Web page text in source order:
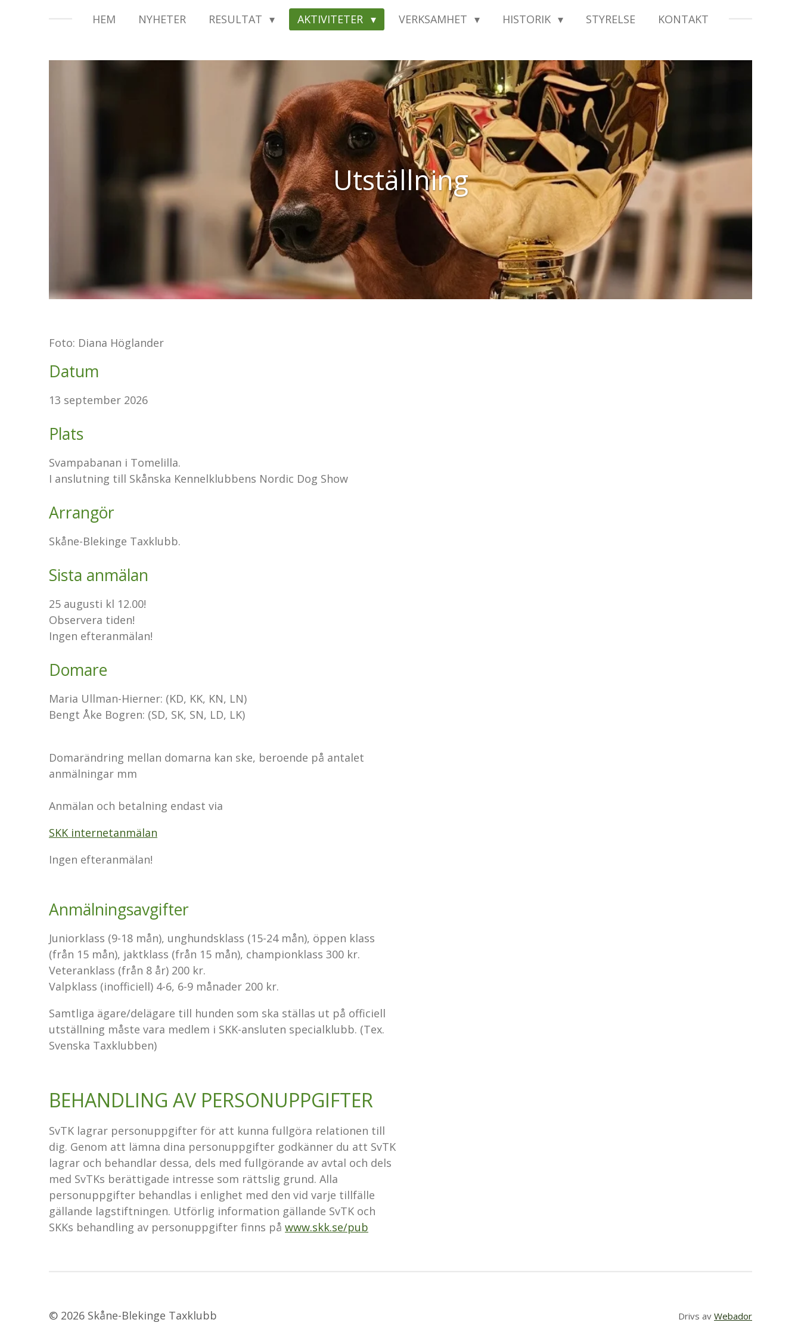
HEM NYHETER RESULTAT AKTIVITETER VERKSAMHET HISTORIK STYRELSE KONTAKT
Utställning
Foto: Diana Höglander
Datum
13 september 2026
Plats
Svampabanan i Tomelilla.
I anslutning till Skånska Kennelklubbens Nordic Dog Show
Arrangör
Skåne-Blekinge Taxklubb.
Sista anmälan
25 augusti kl 12.00!
Observera tiden!
Ingen efteranmälan!
Domare
Maria Ullman-Hierner: (KD, KK, KN, LN)
Bengt Åke Bogren: (SD, SK, SN, LD, LK)
Domarändring mellan domarna kan ske, beroende på antalet
anmälningar mm
Anmälan och betalning endast via
SKK internetanmälan
Ingen efteranmälan!
Anmälningsavgifter
Juniorklass (9-18 mån), unghundsklass (15-24 mån), öppen klass
(från 15 mån), jaktklass (från 15 mån), championklass 300 kr.
Veteranklass (från 8 år) 200 kr.
Valpklass (inofficiell) 4-6, 6-9 månader 200 kr.
Samtliga ägare/delägare till hunden som ska ställas ut på officiell
utställning måste vara medlem i SKK-ansluten specialklubb. (Tex.
Svenska Taxklubben)
BEHANDLING AV PERSONUPPGIFTER
SvTK lagrar personuppgifter för att kunna fullgöra relationen till
dig. Genom att lämna dina personuppgifter godkänner du att SvTK
lagrar och behandlar dessa, dels med fullgörande av avtal och dels
med SvTKs berättigade intresse som rättslig grund. Alla
personuppgifter behandlas i enlighet med den vid varje tillfälle
gällande lagstiftningen. Utförlig information gällande SvTK och
SKKs behandling av personuppgifter finns på www.skk.se/pub
© 2026 Skåne-Blekinge Taxklubb Drivs av Webador